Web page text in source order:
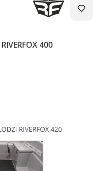
400